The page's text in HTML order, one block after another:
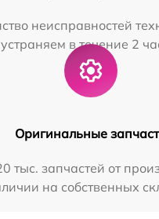
неисправностей
устраняем в течение 2
Оригинальные
тыс. запчастей от
на собственных